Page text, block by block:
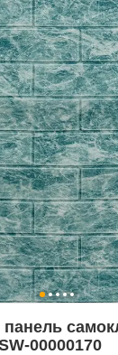
00000170